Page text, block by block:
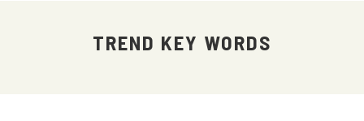
TREND KEY WORDS